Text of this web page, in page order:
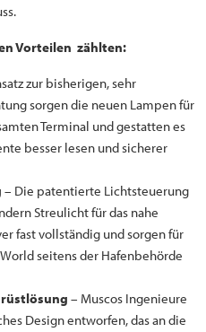
Vorteilen zählten:
zur bisherigen, sehr
sorgen die neuen Lampen für
Terminal und gestatten es
besser lesen und sicherer
– Die patentierte Lichtsteuerung
Streulicht für das nahe
fast vollständig und sorgen für
seitens der Hafenbehörde
– Muscos Ingenieure
Design entworfen, das an die